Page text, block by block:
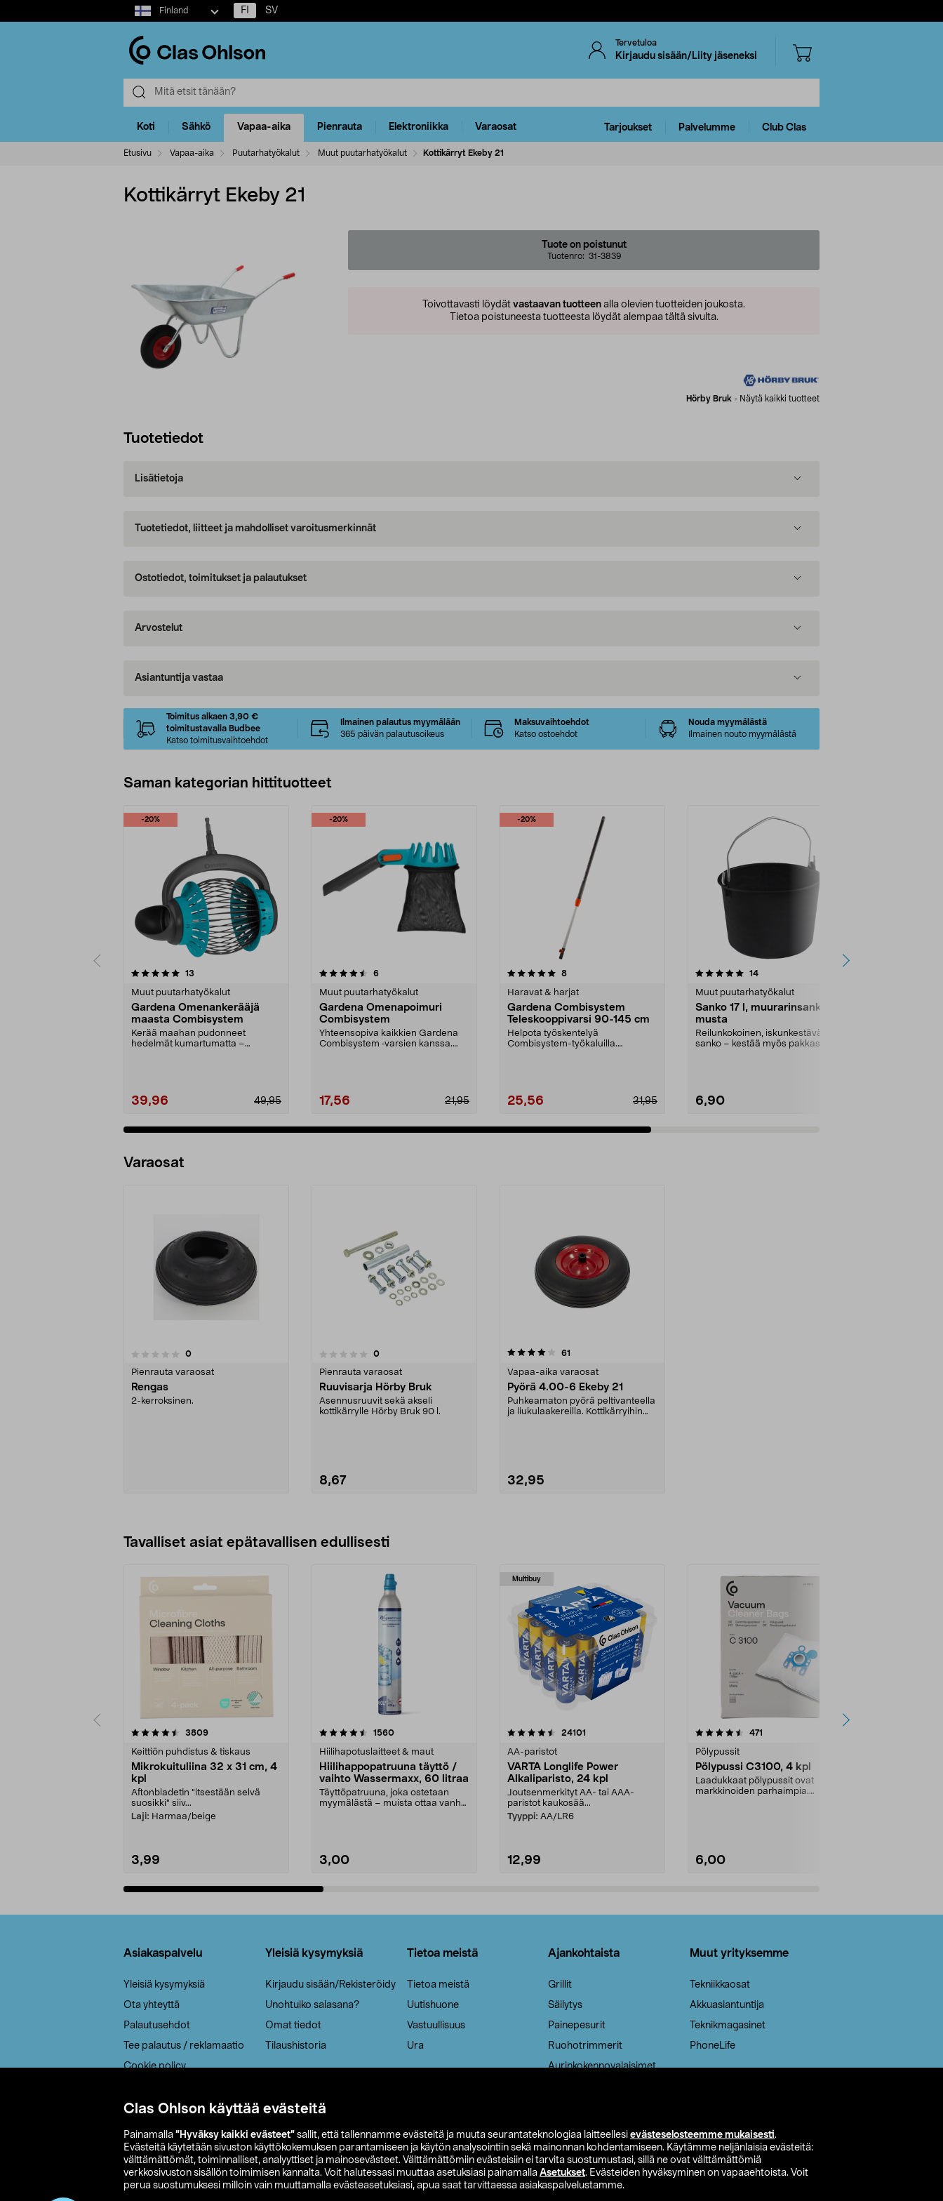
Clas Ohlson käyttää evästeitä
Painamalla ”Hyväksy kaikki evästeet” sallit, että tallennamme evästeitä ja muuta seurantateknologiaa laitteellesi evästeselosteemme mukaisesti.
Evästeitä käytetään sivuston käyttökokemuksen parantamiseen ja käytön analysointiin sekä mainonnan kohdentamiseen. Käytämme neljänlaisia evästeitä:
välttämättömät, toiminnalliset, analyyttiset ja mainosevästeet. Välttämättömiin evästeisiin ei tarvita suostumustasi, sillä ne ovat välttämättömiä
verkkosivuston sisällön toimimisen kannalta. Voit halutessasi muuttaa asetuksiasi painamalla Asetukset. Evästeiden hyväksyminen on vapaaehtoista. Voit
perua suostumuksesi milloin vain muuttamalla evästeasetuksiasi, apua saat tarvittaessa asiakaspalvelustamme.
Select
market
Finland FI SV
Tervetuloa
Kirjaudu sisään/Liity jäseneksi
Koti Sähkö Vapaa-aika Pienrauta Elektroniikka Varaosat Tarjoukset Palvelumme Club Clas
Etusivu Vapaa-aika Puutarhatyökalut Muut puutarhatyökalut Kottikärryt Ekeby 21
Kottikärryt Ekeby 21
Tuote on poistunut
Tuotenro: 31-3839
Toivottavasti löydät vastaavan tuotteen alla olevien tuotteiden joukosta.
Tietoa poistuneesta tuotteesta löydät alempaa tältä sivulta.
Hörby Bruk - Näytä kaikki tuotteet
Tuotetiedot
Lisätietoja
Tuotetiedot, liitteet ja mahdolliset varoitusmerkinnät
Ostotiedot, toimitukset ja palautukset
Arvostelut
Asiantuntija vastaa
Toimitus alkaen 3,90 €
toimitustavalla Budbee
Katso toimitusvaihtoehdot
Ilmainen palautus myymälään
365 päivän palautusoikeus
Maksuvaihtoehdot
Katso ostoehdot
Nouda myymälästä
Ilmainen nouto myymälästä
Saman kategorian hittituotteet
-20%
13
Muut puutarhatyökalut
Gardena Omenankerääjä
maasta Combisystem
Kerää maahan pudonneet
hedelmät kumartumatta –
39,96 49,95
-20%
4.5 viidestä
6arvostelut
Muut puutarhatyökalut
Gardena Omenapoimuri
Combisystem
Yhteensopiva kaikkien Gardena
Combisystem ‑varsien kanssa.
17,56 21,95
-20%
5.0 viidestä
8arvostelut
Haravat & harjat
Gardena Combisystem
Teleskooppivarsi 90-145 cm
Helpota työskentelyä
Combisystem-työkaluilla.
25,56 31,95
5.0 viidestä
14arvostelut
Muut puutarhatyökalut
Sanko 17 l, muurarinsanko,
musta
Reilunkokoinen, iskunkestävä
sanko – kestää myös pakkasta ja
6,90
5.0 viidestä
Varaosat
0arvostelut
Pienrauta varaosat
Rengas
2-kerroksinen.
0.0 viidestä
0arvostelut
Pienrauta varaosat
Ruuvisarja Hörby Bruk
Asennusruuvit sekä akseli
kottikärrylle Hörby Bruk 90 l.
8,67
4.0viidestä
61
Vapaa-aika varaosat
Pyörä 4.00-6 Ekeby 21
Puhkeamaton pyörä peltivanteella
ja liukulaakereilla. Kottikärryihin
32,95
Tavalliset asiat epätavallisen edullisesti
3809arvostelut
Keittiön puhdistus & tiskaus
Mikrokuituliina 32 x 31 cm, 4
kpl
Aftonbladetin "itsestään selvä
suosikki" siiv...
Laji: Harmaa/beige
3,99
4.5viidestä
1560arvostelut
Hiilihapotuslaitteet & maut
Hiilihappopatruuna täyttö /
vaihto Wassermaxx, 60 litraa
Täyttöpatruuna, joka ostetaan
myymälästä – muista ottaa vanha
3,00
Multibuy
4.5viidestä
24101
AA-paristot
VARTA Longlife Power
Alkaliparisto, 24 kpl
Joutsenmerkityt AA- tai AAA-
paristot kaukosää...
Tyyppi: AA/LR6
12,99
4.5viidestä
471
Pölypussit
Pölypussi C3100, 4 kpl
Laadukkaat pölypussit ovat
markkinoiden parhaimpia.
6,00
4.5viidestä
Asiakaspalvelu
Yleisiä kysymyksiä
Ota yhteyttä
Palautusehdot
Tee palautus / reklamaatio
Cookie policy
Saavutettavuus
Yleisiä kysymyksiä
Kirjaudu sisään/Rekisteröidy
Unohtuiko salasana?
Omat tiedot
Tilaushistoria
Tietoa meistä
Tietoa meistä
Uutishuone
Vastuullisuus
Ura
Ajankohtaista
Grillit
Säilytys
Painepesurit
Ruohotrimmerit
Aurinkokennovalaisimet
Muut yrityksemme
Tekniikkaosat
Akkuasiantuntija
Teknikmagasinet
PhoneLife